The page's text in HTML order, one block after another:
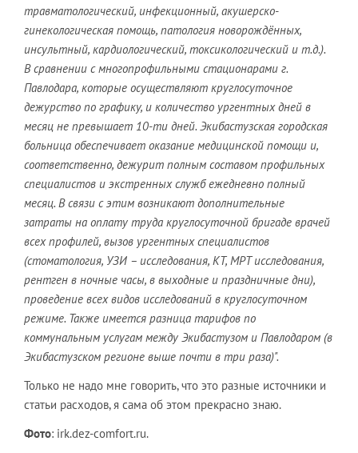
травматологический, инфекционный, акушерско-
гинекологическая помощь, патология новорождённых,
инсультный, кардиологический, токсикологический и т.д.).
В сравнении с многопрофильными стационарами г.
Павлодара, которые осуществляют круглосуточное
дежурство по графику, и количество ургентных дней в
месяц не превышает 10-ти дней. Экибастузская городская
больница обеспечивает оказание медицинской помощи и,
соответственно, дежурит полным составом профильных
специалистов и экстренных служб ежедневно полный
месяц. В связи с этим возникают дополнительные
затраты на оплату труда круглосуточной бригаде врачей
всех профилей, вызов ургентных специалистов
(стоматология, УЗИ – исследования, КТ, МРТ исследования,
рентген в ночные часы, в выходные и праздничные дни),
проведение всех видов исследований в круглосуточном
режиме. Также имеется разница тарифов по
коммунальным услугам между Экибастузом и Павлодаром (в
Экибастузском регионе выше почти в три раза)".
Только не надо мне говорить, что это разные источники и
статьи расходов, я сама об этом прекрасно знаю.
Фото: irk.dez-comfort.ru.